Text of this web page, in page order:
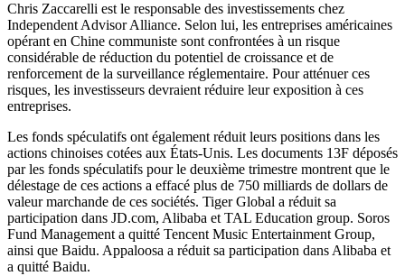
Chris Zaccarelli est le responsable des investissements chez
Independent Advisor Alliance. Selon lui, les entreprises américaines
opérant en Chine communiste sont confrontées à un risque
considérable de réduction du potentiel de croissance et de
renforcement de la surveillance réglementaire. Pour atténuer ces
risques, les investisseurs devraient réduire leur exposition à ces
entreprises.
Les fonds spéculatifs ont également réduit leurs positions dans les
actions chinoises cotées aux États-Unis. Les documents 13F déposés
par les fonds spéculatifs pour le deuxième trimestre montrent que le
délestage de ces actions a effacé plus de 750 milliards de dollars de
valeur marchande de ces sociétés. Tiger Global a réduit sa
participation dans JD.com, Alibaba et TAL Education group. Soros
Fund Management a quitté Tencent Music Entertainment Group,
ainsi que Baidu. Appaloosa a réduit sa participation dans Alibaba et
a quitté Baidu.